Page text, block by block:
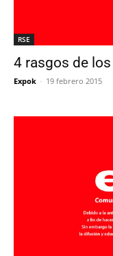
RSE
4 rasgos de
Expok - 19 febrero 2015